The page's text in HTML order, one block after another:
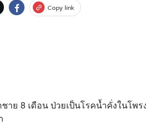
Copy link
าย 8 เดือน ป่วยเป็นโรคน้ำคั่งในโพ